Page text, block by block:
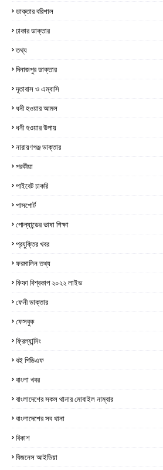
ডাক্তার বরিশাল
ঢাকার ডাক্তার
তথ্য
দিনাজপুর ডাক্তার
দূতাবাস ও এম্বাসি
ধনী হওয়ার আমল
ধনী হওয়ার উপায়
নারায়ণগঞ্জ ডাক্তার
পরকীয়া
পাইবেট চাকরি
পাসপোর্ট
পোল্যান্ডের ভাষা শিক্ষা
প্রযুক্তির খবর
ফরমালিন তথ্য
ফিফা বিশ্বকাপ ২০২২ লাইভ
ফেনী ডাক্তার
ফেসবুক
ফ্রিল্যান্সিং
বই পিডিএফ
বাংলা খবর
বাংলাদেশের সকল থানার মোবাইল নাম্বার
বাংলাদেশের সব থানা
বিকাশ
বিজনেস আইডিয়া